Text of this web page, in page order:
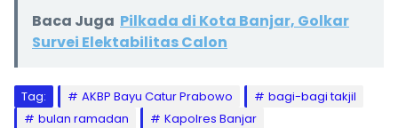
Baca Juga Pilkada di Kota Banjar, Golkar
Survei Elektabilitas Calon
Tag: AKBP Bayu Catur Prabowo
bagi-bagi takjil
bulan ramadan
Kapolres Banjar